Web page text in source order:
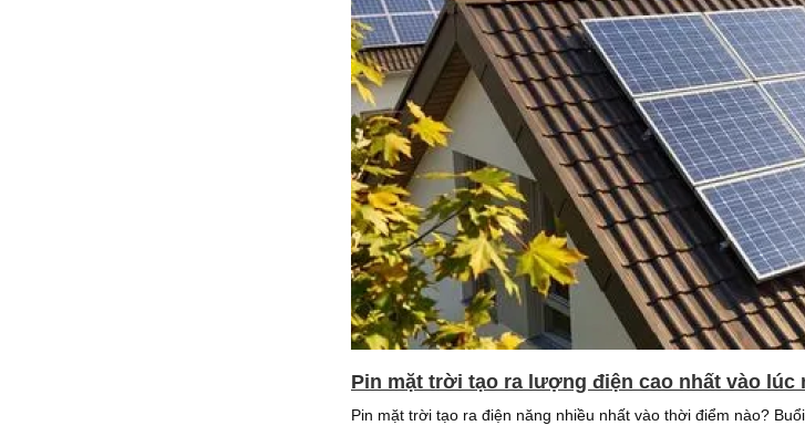
Pin mặt trời tạo ra lượng điện cao nhất vào lúc
Pin mặt trời tạo ra điện năng nhiều nhất vào thời điểm nào?